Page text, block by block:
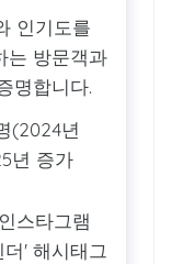
인기도를
는 방문객과
명합니다.
(2024년
년 증가
스타그램
' 해시태그